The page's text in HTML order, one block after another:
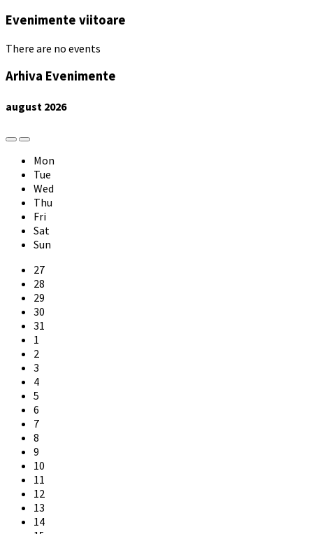
Evenimente viitoare
There are no events
Arhiva Evenimente
august 2026
Previous
Month
Next
Month
Mon
Tue
Wed
Thu
Fri
Sat
Sun
Skip
calendar
days
27
28
29
30
31
1
2
3
4
5
6
7
8
9
10
11
12
13
14